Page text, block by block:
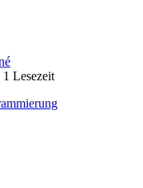
1 Lesezeit